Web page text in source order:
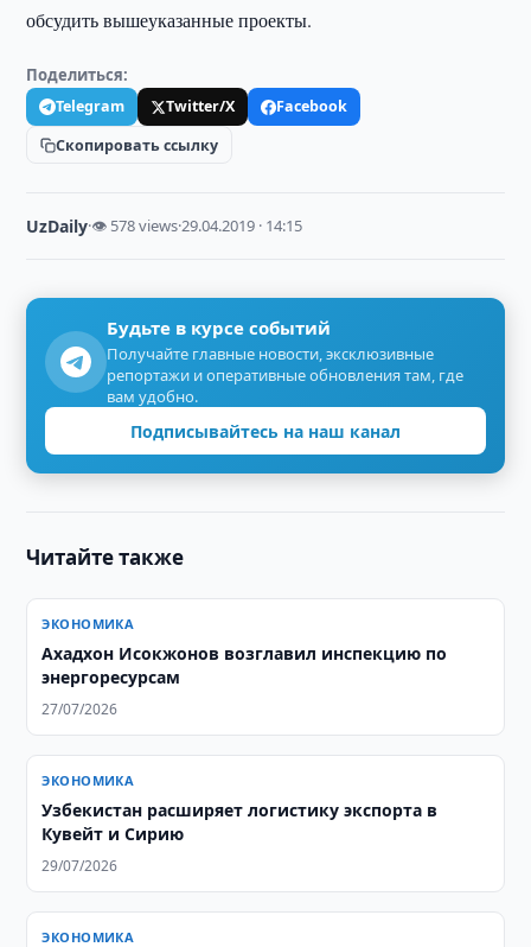
обсудить вышеуказанные проекты.
Поделиться:
Telegram Twitter/X
Facebook
Скопировать ссылку
UzDaily·👁 578 views·29.04.2019 · 14:15
Будьте в курсе событий
Получайте главные новости, эксклюзивные
репортажи и оперативные обновления там, где
вам удобно.
Подписывайтесь на наш канал
Читайте также
ЭКОНОМИКА
Ахадхон Исокжонов возглавил инспекцию по
энергоресурсам
27/07/2026
ЭКОНОМИКА
Узбекистан расширяет логистику экспорта в
Кувейт и Сирию
29/07/2026
ЭКОНОМИКА